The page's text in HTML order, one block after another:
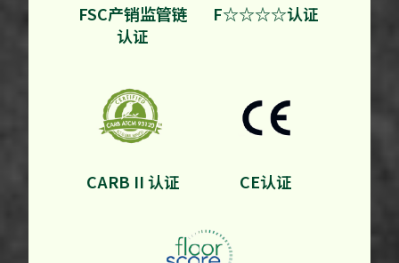
FSC产销监管链
认证
F☆☆☆☆认证
CARB II 认证 CE认证